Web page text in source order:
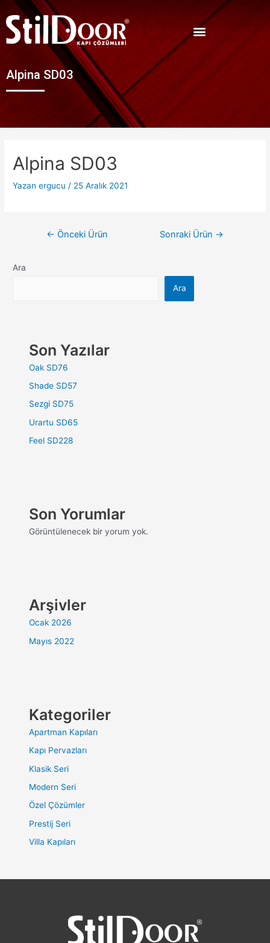
Alpina SD03
Alpina SD03
Yazan ergucu / 25 Aralık 2021
← Önceki Ürün Sonraki Ürün →
Ara
Ara
Son Yazılar
Oak SD76
Shade SD57
Sezgi SD75
Urartu SD65
Feel SD228
Son Yorumlar
Görüntülenecek bir yorum yok.
Arşivler
Ocak 2026
Mayıs 2022
Kategoriler
Apartman Kapıları
Kapı Pervazları
Klasik Seri
Modern Seri
Özel Çözümler
Prestij Seri
Villa Kapıları